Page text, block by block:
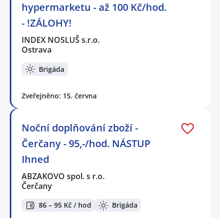
hypermarketu - až 100 Kč/hod.
- !ZÁLOHY!
INDEX NOSLUŠ s.r.o.
Ostrava
Brigáda
Zveřejněno: 15. června
Noční doplňování zboží -
Čerčany - 95,-/hod. NÁSTUP
Ihned
ABZAKOVO spol. s r.o.
Čerčany
86 – 95 Kč / hod Brigáda